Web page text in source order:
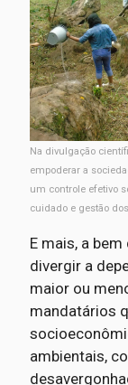
Na divulgação
empoderar a
um controle efetivo
cuidado e gestão
E mais, a
divergir a
maior ou
mandatários
ambientais,